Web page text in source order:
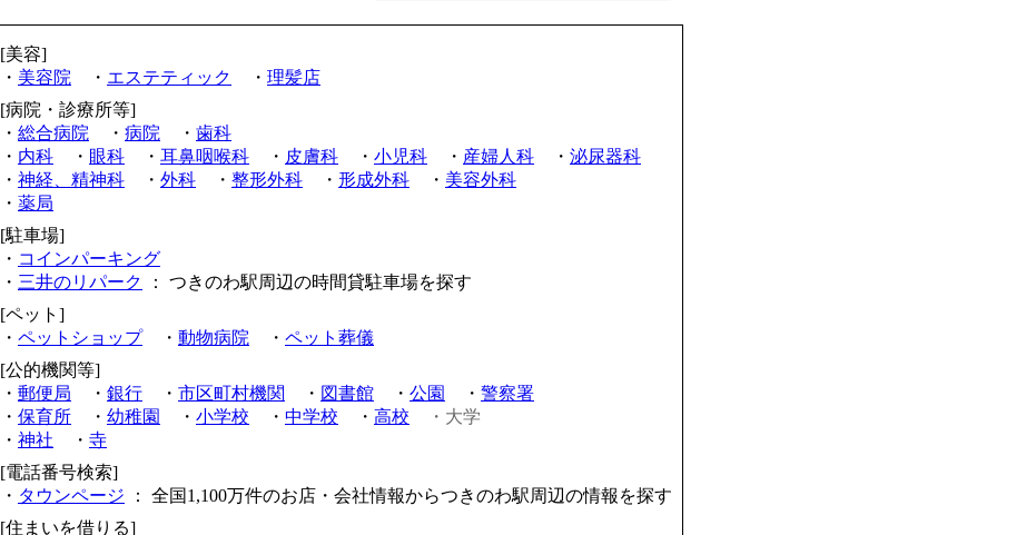
[美容]
・ 美容院 ・ エステティック ・ 理髪店
[病院・診療所等]
・ 総合病院 ・ 病院 ・ 歯科
・ 内科 ・ 眼科 ・ 耳鼻咽喉科 ・ 皮膚科 ・ 小児科 ・ 産婦人科 ・ 泌尿器科
・ 神経、精神科 ・ 外科 ・ 整形外科 ・ 形成外科 ・ 美容外科
・ 薬局
[駐車場]
・ コインパーキング
・ 三井のリパーク
： つきのわ駅周辺の時間貸駐車場を探す
[ペット]
・ ペットショップ・ 動物病院 ・ ペット葬儀
[公的機関等]
・ 郵便局 ・ 銀行 ・ 市区町村機関 ・ 図書館 ・ 公園 ・ 警察署
・ 保育所 ・ 幼稚園 ・ 小学校 ・ 中学校 ・ 高校
・大学
・ 神社 ・ 寺
[電話番号検索]
・ タウンページ ： 全国1,100万件のお店・会社情報からつきのわ駅周辺の情報を探す
[住まいを借りる]